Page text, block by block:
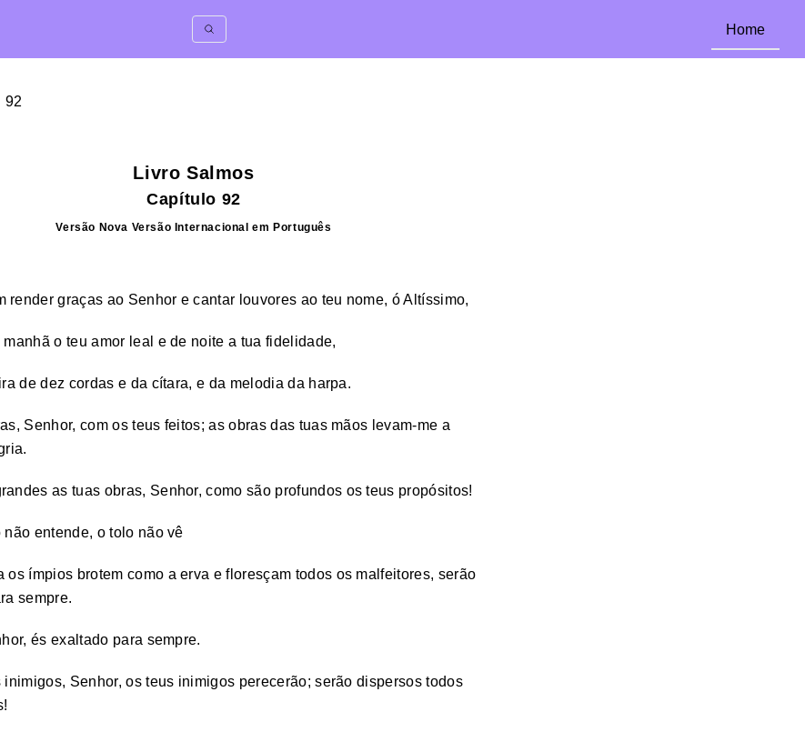
Home
92
Livro Salmos
Capítulo 92
Versão Nova Versão Internacional em Português
render graças ao Senhor e cantar louvores ao teu nome, ó Altíssimo,
o teu amor leal e de noite a tua fidelidade,
de dez cordas e da cítara, e da melodia da harpa.
Senhor, com os teus feitos; as obras das tuas mãos levam-me a
as tuas obras, Senhor, como são profundos os teus propósitos!
não entende, o tolo não vê
os ímpios brotem como a erva e floresçam todos os malfeitores, serão
sempre.
és exaltado para sempre.
inimigos, Senhor, os teus inimigos perecerão; serão dispersos todos